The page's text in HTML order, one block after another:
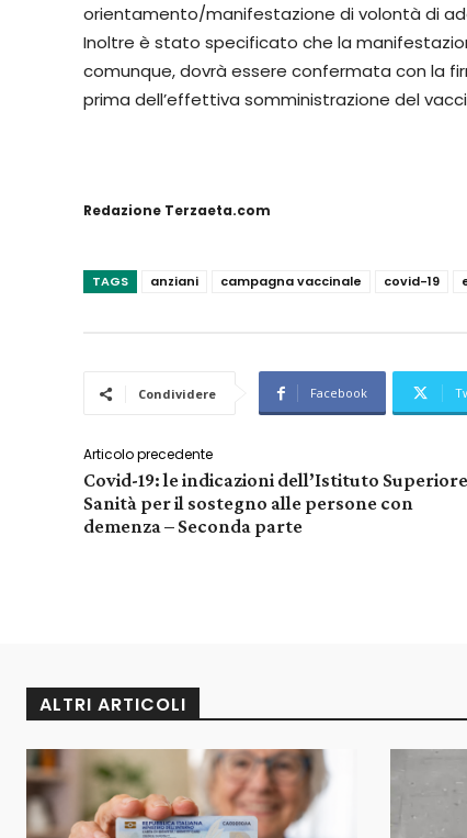
orientamento/manifestazione di volontà di
Inoltre è stato specificato che la
comunque, dovrà essere confermata con la
prima dell’effettiva somministrazione del
Redazione Terzaeta.com
TAGS anziani campagna vaccinale covid-19
Condividere Facebook
Articolo precedente
Covid-19: le indicazioni dell’Istituto
Sanità per il sostegno alle persone con
demenza – Seconda parte
ALTRI ARTICOLI